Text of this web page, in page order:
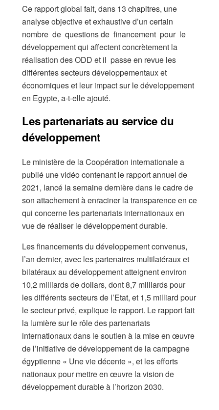
Ce rapport global fait, dans 13 chapitres, une
analyse objective et exhaustive d’un certain
nombre de questions de financement pour le
développement qui affectent concrètement la
réalisation des ODD et il passe en revue les
différentes secteurs développementaux et
économiques et leur impact sur le développement
en Egypte, a-t-elle ajouté.
Les partenariats au service du
développement
Le ministère de la Coopération internationale a
publié une vidéo contenant le rapport annuel de
2021, lancé la semaine dernière dans le cadre de
son attachement à enraciner la transparence en ce
qui concerne les partenariats internationaux en
vue de réaliser le développement durable.
Les financements du développement convenus,
l’an dernier, avec les partenaires multilatéraux et
bilatéraux au développement atteignent environ
10,2 milliards de dollars, dont 8,7 milliards pour
les différents secteurs de l’Etat, et 1,5 milliard pour
le secteur privé, explique le rapport. Le rapport fait
la lumière sur le rôle des partenariats
internationaux dans le soutien à la mise en œuvre
de l’initiative de développement de la campagne
égyptienne « Une vie décente », et les efforts
nationaux pour mettre en œuvre la vision de
développement durable à l’horizon 2030.